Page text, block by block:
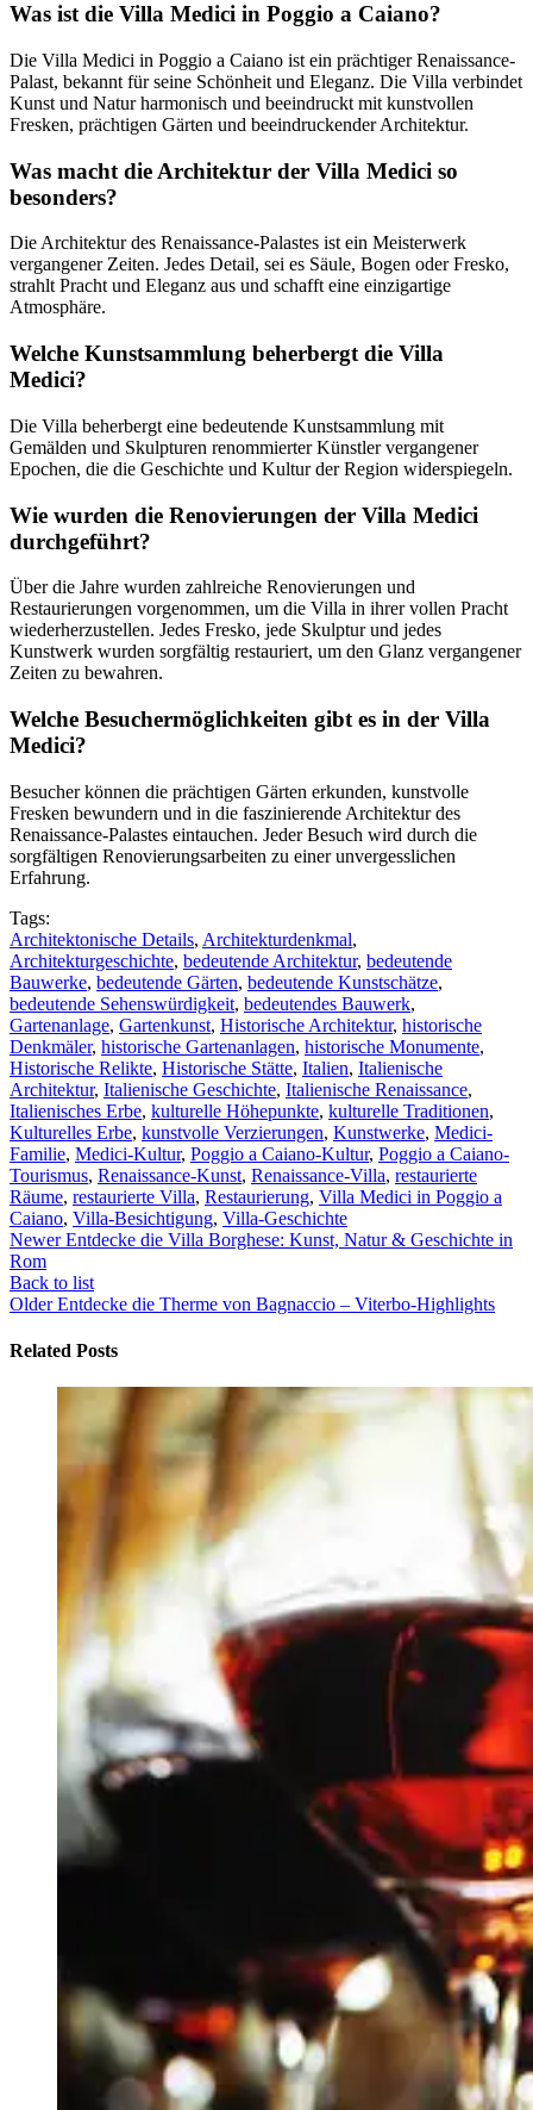
Was ist die Villa Medici in Poggio a Caiano?
Die Villa Medici in Poggio a Caiano ist ein prächtiger Renaissance-
Palast, bekannt für seine Schönheit und Eleganz. Die Villa verbindet
Kunst und Natur harmonisch und beeindruckt mit kunstvollen
Fresken, prächtigen Gärten und beeindruckender Architektur.
Was macht die Architektur der Villa Medici so
besonders?
Die Architektur des Renaissance-Palastes ist ein Meisterwerk
vergangener Zeiten. Jedes Detail, sei es Säule, Bogen oder Fresko,
strahlt Pracht und Eleganz aus und schafft eine einzigartige
Atmosphäre.
Welche Kunstsammlung beherbergt die Villa
Medici?
Die Villa beherbergt eine bedeutende Kunstsammlung mit
Gemälden und Skulpturen renommierter Künstler vergangener
Epochen, die die Geschichte und Kultur der Region widerspiegeln.
Wie wurden die Renovierungen der Villa Medici
durchgeführt?
Über die Jahre wurden zahlreiche Renovierungen und
Restaurierungen vorgenommen, um die Villa in ihrer vollen Pracht
wiederherzustellen. Jedes Fresko, jede Skulptur und jedes
Kunstwerk wurden sorgfältig restauriert, um den Glanz vergangener
Zeiten zu bewahren.
Welche Besuchermöglichkeiten gibt es in der Villa
Medici?
Besucher können die prächtigen Gärten erkunden, kunstvolle
Fresken bewundern und in die faszinierende Architektur des
Renaissance-Palastes eintauchen. Jeder Besuch wird durch die
sorgfältigen Renovierungsarbeiten zu einer unvergesslichen
Erfahrung.
Tags:
Architektonische Details, Architekturdenkmal,
Architekturgeschichte, bedeutende Architektur, bedeutende
Bauwerke, bedeutende Gärten, bedeutende Kunstschätze,
bedeutende Sehenswürdigkeit, bedeutendes Bauwerk,
Gartenanlage, Gartenkunst, Historische Architektur, historische
Denkmäler, historische Gartenanlagen, historische Monumente,
Historische Relikte, Historische Stätte, Italien, Italienische
Architektur, Italienische Geschichte, Italienische Renaissance,
Italienisches Erbe, kulturelle Höhepunkte, kulturelle Traditionen,
Kulturelles Erbe, kunstvolle Verzierungen, Kunstwerke, Medici-
Familie, Medici-Kultur, Poggio a Caiano-Kultur, Poggio a Caiano-
Tourismus, Renaissance-Kunst, Renaissance-Villa, restaurierte
Räume, restaurierte Villa, Restaurierung, Villa Medici in Poggio a
Caiano, Villa-Besichtigung, Villa-Geschichte
Newer Entdecke die Villa Borghese: Kunst, Natur & Geschichte in
Rom
Back to list
Older Entdecke die Therme von Bagnaccio – Viterbo-Highlights
Related Posts